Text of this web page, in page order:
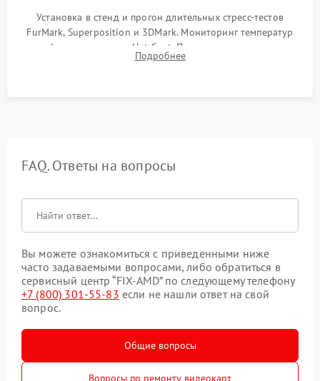
Установка в стенд и прогон длительных стресс-тестов
FurMark, Superposition и 3DMark. Мониторинг температур
графического чипа и Hot Spot. Проверка на отсутствие
артефактов изображения, вылетов драйвера и зависаний.
Подробнее
FAQ. Ответы на вопросы
Вы можете ознакомиться с приведенными ниже
часто задаваемыми вопросами, либо обратиться в
сервисный центр “FIX-AMD” по следующему телефону
+7 (800) 301-55-83 если не нашли ответ на свой
вопрос.
Общие вопросы
Вопросы по ремонту видеокарт